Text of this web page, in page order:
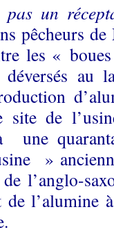
un
pêcheurs
les «
au
de
une
»
de l’anglo-
de